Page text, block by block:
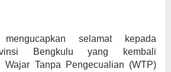
selamat kepada
Bengkulu yang kembali
Wajar Tanpa Pengecualian (WTP)